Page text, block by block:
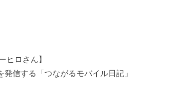
ヒロさん】
信する「つながるモバイル日記」